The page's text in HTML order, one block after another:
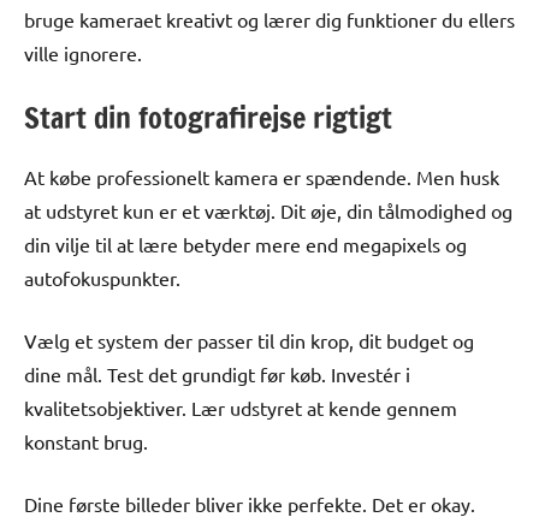
bruge kameraet kreativt og lærer dig funktioner du ellers
ville ignorere.
Start din fotografirejse rigtigt
At købe professionelt kamera er spændende. Men husk
at udstyret kun er et værktøj. Dit øje, din tålmodighed og
din vilje til at lære betyder mere end megapixels og
autofokuspunkter.
Vælg et system der passer til din krop, dit budget og
dine mål. Test det grundigt før køb. Investér i
kvalitetsobjektiver. Lær udstyret at kende gennem
konstant brug.
Dine første billeder bliver ikke perfekte. Det er okay.